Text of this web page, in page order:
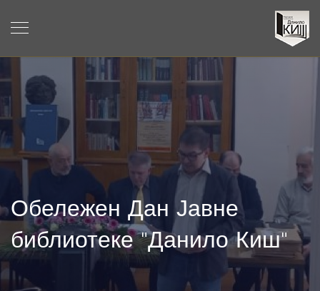
Обележен Дан Јавне
библиотеке "Данило Киш"